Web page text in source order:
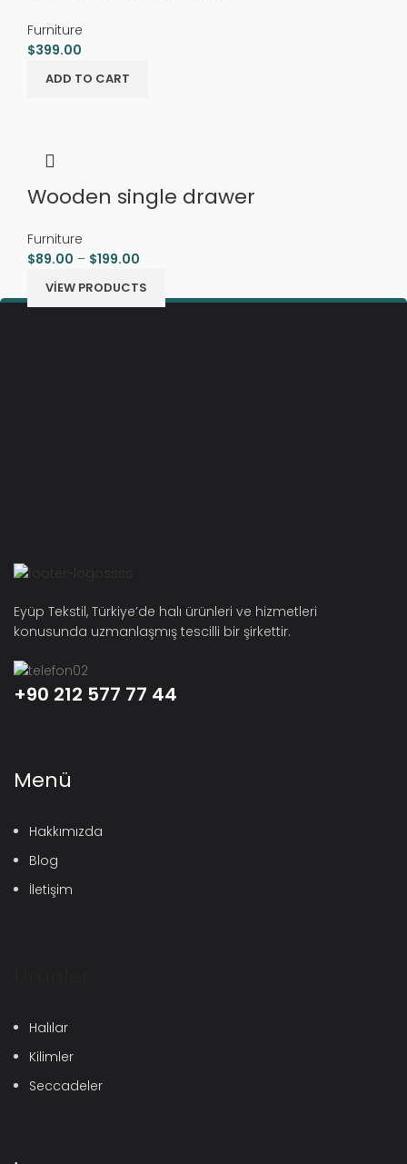
Furniture
$399.00
ADD TO CART
Wooden single drawer
Furniture
$89.00 – $199.00
VIEW PRODUCTS
Eyüp Tekstil, Türkiye’de halı ürünleri ve hizmetleri
konusunda uzmanlaşmış tescilli bir şirkettir.
+90 212 577 77 44
Menü
Hakkımızda
Blog
İletişim
Halılar
Kilimler
Seccadeler